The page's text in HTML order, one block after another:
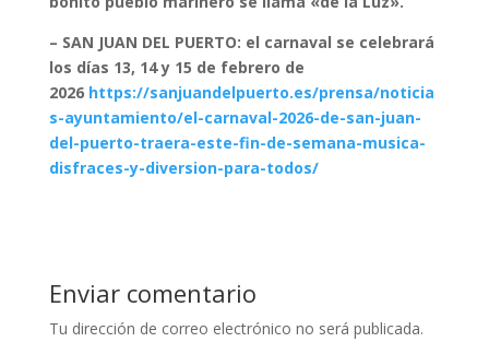
– SAN JUAN DEL PUERTO: el carnaval se celebrará
los días 13, 14 y 15 de febrero de
2026 https://sanjuandelpuerto.es/prensa/noticia
s-ayuntamiento/el-carnaval-2026-de-san-juan-
del-puerto-traera-este-fin-de-semana-musica-
disfraces-y-diversion-para-todos/
Enviar comentario
Tu dirección de correo electrónico no será publicada.